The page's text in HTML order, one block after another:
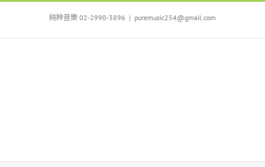
Skip
純粹音樂 02-2990-3896 | puremusic254@gmail.com